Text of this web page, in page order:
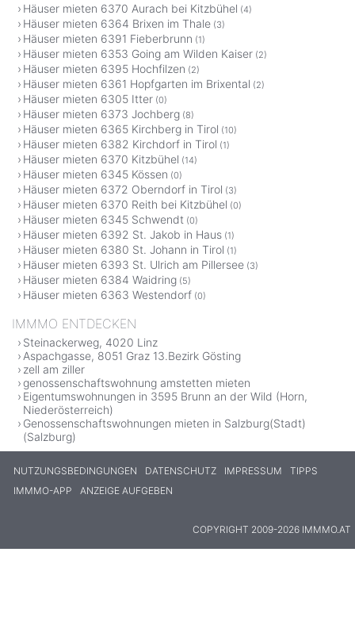
Häuser mieten 6370 Aurach bei Kitzbühel (4)
Häuser mieten 6364 Brixen im Thale (3)
Häuser mieten 6391 Fieberbrunn (1)
Häuser mieten 6353 Going am Wilden Kaiser (2)
Häuser mieten 6395 Hochfilzen (2)
Häuser mieten 6361 Hopfgarten im Brixental (2)
Häuser mieten 6305 Itter (0)
Häuser mieten 6373 Jochberg (8)
Häuser mieten 6365 Kirchberg in Tirol (10)
Häuser mieten 6382 Kirchdorf in Tirol (1)
Häuser mieten 6370 Kitzbühel (14)
Häuser mieten 6345 Kössen (0)
Häuser mieten 6372 Oberndorf in Tirol (3)
Häuser mieten 6370 Reith bei Kitzbühel (0)
Häuser mieten 6345 Schwendt (0)
Häuser mieten 6392 St. Jakob in Haus (1)
Häuser mieten 6380 St. Johann in Tirol (1)
Häuser mieten 6393 St. Ulrich am Pillersee (3)
Häuser mieten 6384 Waidring (5)
Häuser mieten 6363 Westendorf (0)
IMMMO ENTDECKEN
Steinackerweg, 4020 Linz
Aspachgasse, 8051 Graz 13.Bezirk Gösting
zell am ziller
genossenschaftswohnung amstetten mieten
Eigentumswohnungen in 3595 Brunn an der Wild (Horn,
Niederösterreich)
Genossenschaftswohnungen mieten in Salzburg(Stadt)
(Salzburg)
NUTZUNGSBEDINGUNGEN DATENSCHUTZ IMPRESSUM
TIPPS
IMMMO-APP
ANZEIGE AUFGEBEN
COPYRIGHT 2009-2026 IMMMO.AT